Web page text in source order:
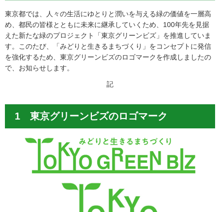
東京都では、人々の生活にゆとりと潤いを与える緑の価値を一層高
め、都民の皆様とともに未来に継承していくため、100年先を見据
えた新たな緑のプロジェクト「東京グリーンビズ」を推進していま
す。このたび、「みどりと生きるまちづくり」をコンセプトに発信
を強化するため、東京グリーンビズのロゴマークを作成しましたの
で、お知らせします。
記
1 東京グリーンビズのロゴマーク